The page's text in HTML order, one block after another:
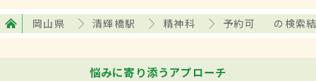
岡山県 清輝橋駅 精神科 予約可 の検索
悩みに寄り添うアプローチ